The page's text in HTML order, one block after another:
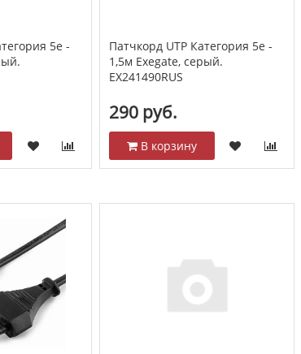
5е -
Патчкорд UTP Категория 5е -
1,5м Exegate, серый.
EX241490RUS
290 руб.
В корзину